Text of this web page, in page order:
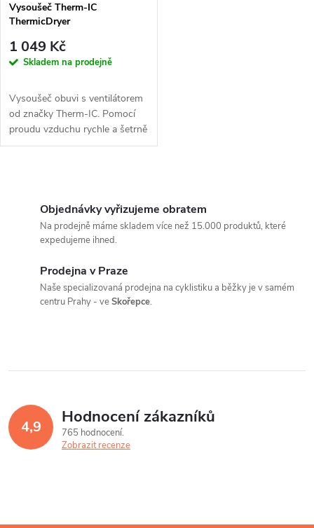
Vysoušeč Therm-IC
ThermicDryer
1 049 Kč
Skladem na prodejně
Vysoušeč obuvi s ventilátorem
od značky Therm-IC. Pomocí
proudu vzduchu rychle a šetrně
vysuší pár obuvi nebo rukavic...
p
r
Objednávky vyřizujeme obratem
Na prodejně máme skladem více než 15.000 produktů, které
expedujeme ihned.
Prodejna v Praze
Naše specializovaná prodejna na cyklistiku a běžky je v samém
centru Prahy - veSkořepce.
4,9 Hodnocení zákazníků
765 hodnocení
Zobrazit recenze